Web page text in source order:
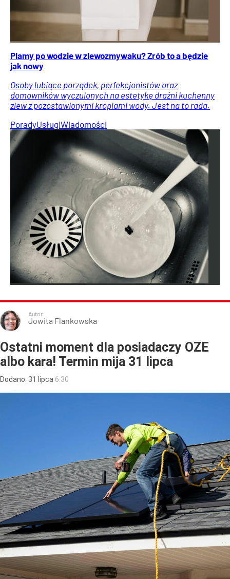
Plamy po wodzie w zlewozmywaku? Zrób to a będzie
jak nowy
Osoby lubiące porządek, perfekcjonistów oraz
domowników wyczulonych na estetykę drażni kuchenny
zlew z pozostawionymi kroplami wody. Jest na to rada.
PoradyUsługiWiadomości
Autor:
Jowita Flankowska
Ostatni moment dla posiadaczy OZE
albo kara! Termin mija 31 lipca
Dodano: 31 lipca 6:30